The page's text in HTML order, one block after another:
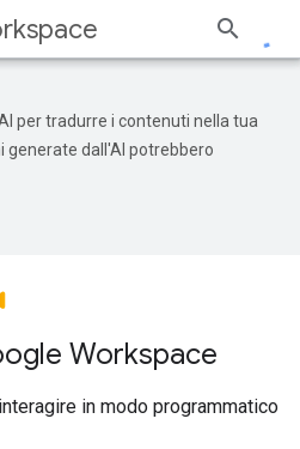
per tradurre i contenuti nella tua
generate dall'AI potrebbero
Workspace
in modo programmatico